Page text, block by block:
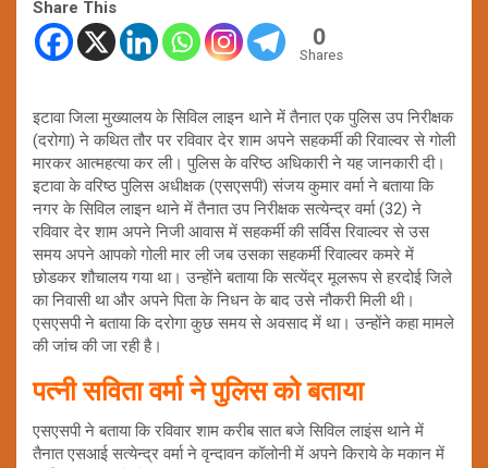
Share This
0
Shares
इटावा जिला मुख्यालय के सिविल लाइन थाने में तैनात एक पुलिस उप निरीक्षक
(दरोगा) ने कथित तौर पर रविवार देर शाम अपने सहकर्मी की रिवाल्वर से गोली
मारकर आत्महत्या कर ली। पुलिस के वरिष्ठ अधिकारी ने यह जानकारी दी।
इटावा के वरिष्ठ पुलिस अधीक्षक (एसएसपी) संजय कुमार वर्मा ने बताया कि
नगर के सिविल लाइन थाने में तैनात उप निरीक्षक सत्येन्द्र वर्मा (32) ने
रविवार देर शाम अपने निजी आवास में सहकर्मी की सर्विस रिवाल्वर से उस
समय अपने आपको गोली मार ली जब उसका सहकर्मी रिवाल्वर कमरे में
छोडकर शौचालय गया था। उन्होंने बताया कि सत्येंद्र मूलरूप से हरदोई जिले
का निवासी था और अपने पिता के निधन के बाद उसे नौकरी मिली थी।
एसएसपी ने बताया कि दरोगा कुछ समय से अवसाद में था। उन्होंने कहा मामले
की जांच की जा रही है।
पत्नी सविता वर्मा ने पुलिस को बताया
एसएसपी ने बताया कि रविवार शाम करीब सात बजे सिविल लाइंस थाने में
तैनात एसआई सत्येन्द्र वर्मा ने वृन्दावन कॉलोनी में अपने किराये के मकान में